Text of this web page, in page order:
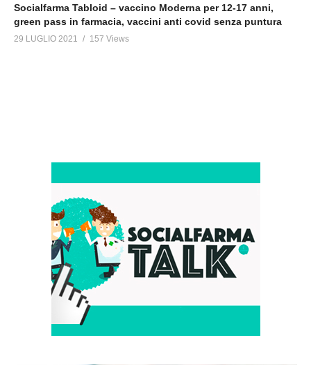
Socialfarma Tabloid – vaccino Moderna per 12-17 anni,
green pass in farmacia, vaccini anti covid senza puntura
29 LUGLIO 2021 157 Views